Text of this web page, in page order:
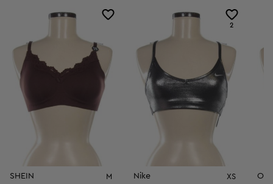
SHEIN M
2
Nike XS